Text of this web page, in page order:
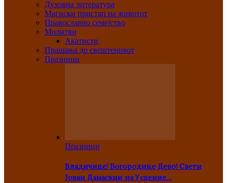
Духовна литература
Магиски пристап на животот
Православно семејство
Молитви
Акатисти
Прашања до свештеникот
Празници
Празници
Владичице! Богородице Дево! Свети
Јован Дамаскин на Успение…